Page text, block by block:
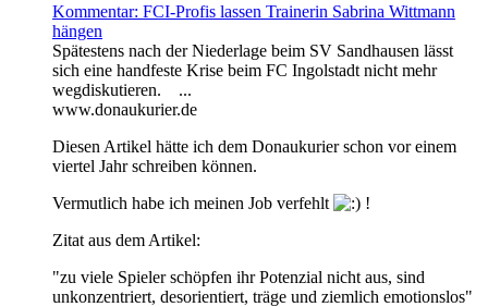
Kommentar: FCI-Profis lassen Trainerin Sabrina Wittmann
hängen
Spätestens nach der Niederlage beim SV Sandhausen lässt
sich eine handfeste Krise beim FC Ingolstadt nicht mehr
wegdiskutieren. ...
www.donaukurier.de
Diesen Artikel hätte ich dem Donaukurier schon vor einem
viertel Jahr schreiben können.
Vermutlich habe ich meinen Job verfehlt
!
Zitat aus dem Artikel:
"zu viele Spieler schöpfen ihr Potenzial nicht aus, sind
unkonzentriert, desorientiert, träge und ziemlich emotionslos"